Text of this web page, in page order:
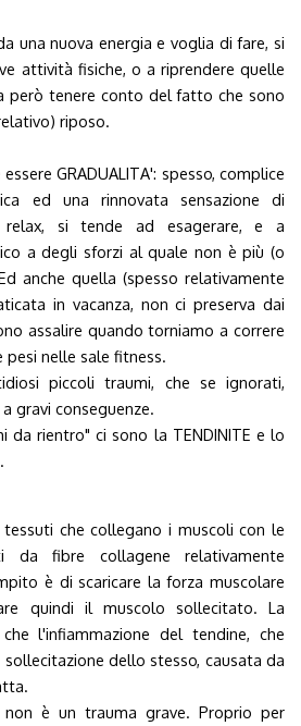
una nuova energia e voglia di fare, si
attività fisiche, o a riprendere quelle
però tenere conto del fatto che sono
riposo.
GRADUALITA': spesso, complice
ed una rinnovata sensazione di
relax, si tende ad esagerare, e a
a degli sforzi al quale non è più (o
anche quella (spesso relativamente
in vacanza, non ci preserva dai
assalire quando torniamo a correre
nelle sale fitness.
piccoli traumi, che se ignorati,
gravi conseguenze.
da rientro" ci sono la TENDINITE e lo
che collegano i muscoli con le
da fibre collagene relativamente
è di scaricare la forza muscolare
quindi il muscolo sollecitato. La
l'infiammazione del tendine, che
sollecitazione dello stesso, causata da
è un trauma grave. Proprio per